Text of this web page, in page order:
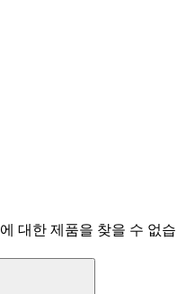
에 대한 제품을 찾을 수 없